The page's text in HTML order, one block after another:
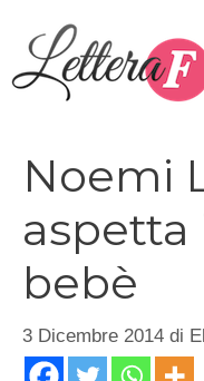
contenuto
Noemi
aspetta
bebè
3 Dicembre 2014 di